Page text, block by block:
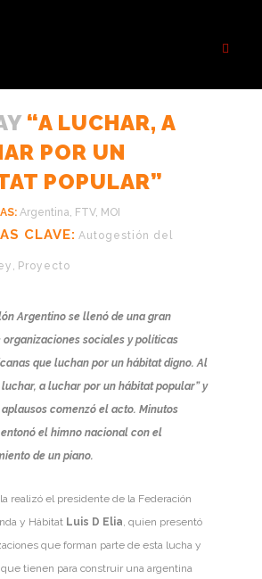
“A LUCHAR, A
POR UN
POPULAR”
Argentina, FTV, MOI
CLAVE: Autogestión del
, Proyecto
Argentino se llenó de una gran
organizaciones sociales y políticas
que luchan por un hábitat digno. Al
luchar, a luchar por un hábitat popular” y
comenzó el acto. Minutos
el himno nacional con el
de un piano.
realizó el presidente de la Federación
y Hábitat Luis D Elia, quien presentó
que forman parte de esta lucha y
tienen para construir una argentina